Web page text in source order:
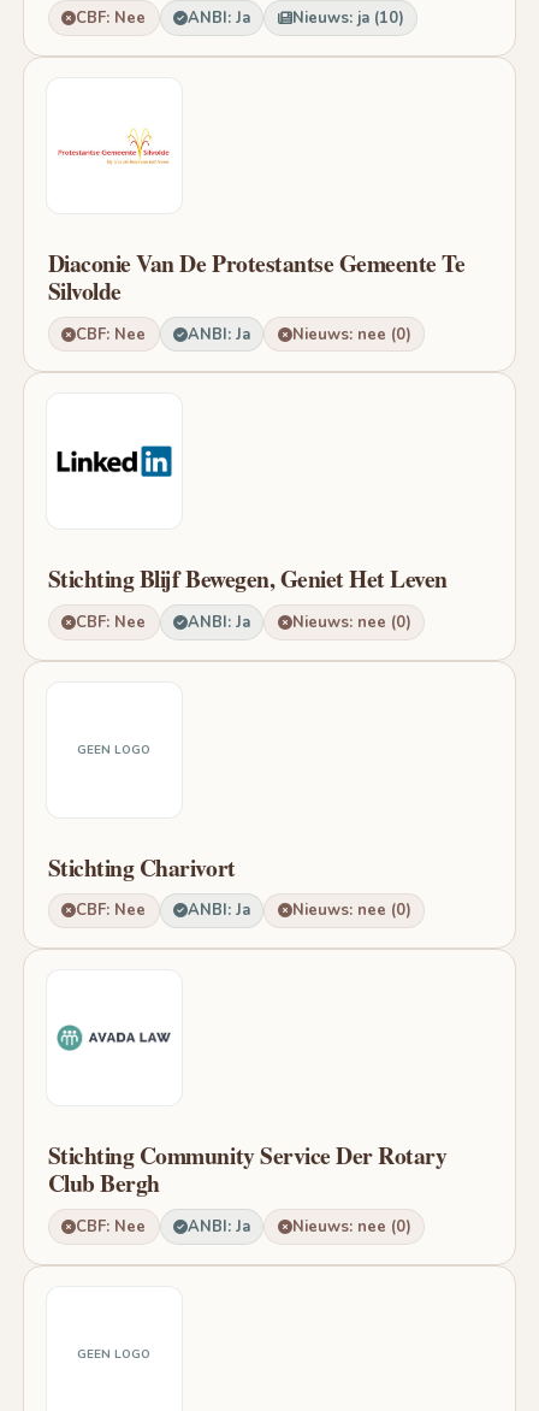
CBF: Nee ANBI: Ja Nieuws: ja (10)
Diaconie Van De Protestantse Gemeente Te
Silvolde
CBF: Nee ANBI: Ja Nieuws: nee (0)
Stichting Blijf Bewegen, Geniet Het Leven
CBF: Nee ANBI: Ja Nieuws: nee (0)
GEEN LOGO
Stichting Charivort
CBF: Nee ANBI: Ja Nieuws: nee (0)
Stichting Community Service Der Rotary
Club Bergh
CBF: Nee ANBI: Ja Nieuws: nee (0)
GEEN LOGO